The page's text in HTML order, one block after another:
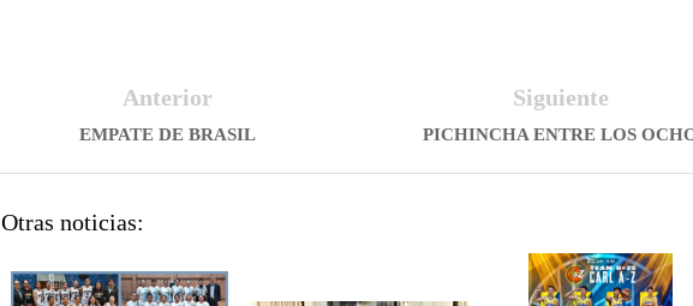
Siguiente
PICHINCHA ENTRE LOS
Anterior
EMPATE DE BRASIL
Otras noticias: